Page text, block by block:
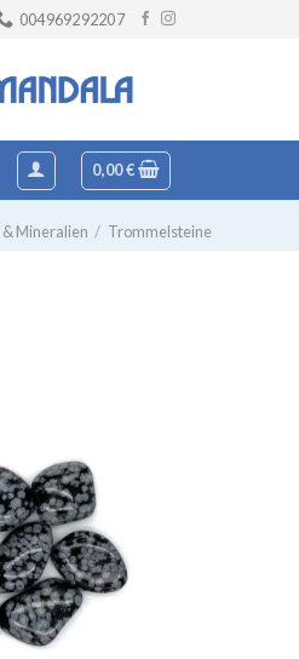
004969292207
0,00€
Mineralien / Trommelsteine